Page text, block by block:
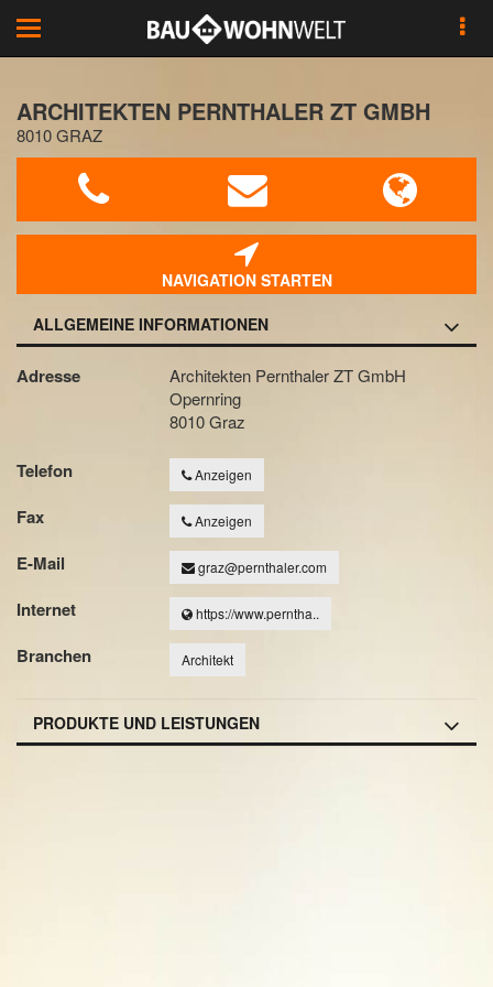
Toggle
navigation
ARCHITEKTEN PERNTHALER ZT GMBH
8010 GRAZ
NAVIGATION STARTEN
ALLGEMEINE INFORMATIONEN
Adresse
Architekten Pernthaler ZT GmbH
Opernring
8010 Graz
Telefon Anzeigen
Fax Anzeigen
E-Mail graz@pernthaler.com
Internet https://www.perntha..
Branchen Architekt
PRODUKTE UND LEISTUNGEN